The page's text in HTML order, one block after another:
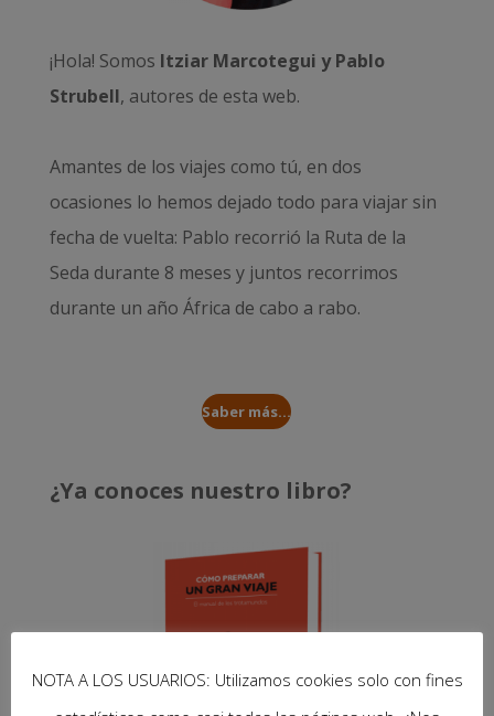
¡Hola! Somos Itziar Marcotegui y Pablo
Strubell, autores de esta web.
Amantes de los viajes como tú, en dos
ocasiones lo hemos dejado todo para viajar sin
fecha de vuelta: Pablo recorrió la Ruta de la
Seda durante 8 meses y juntos recorrimos
durante un año África de cabo a rabo.
Saber más...
¿Ya conoces nuestro libro?
NOTA A LOS USUARIOS: Utilizamos cookies solo con fines